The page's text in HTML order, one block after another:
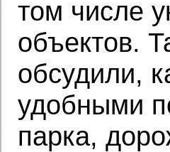
том числе
объектов.
обсудили,
удобными
парка,